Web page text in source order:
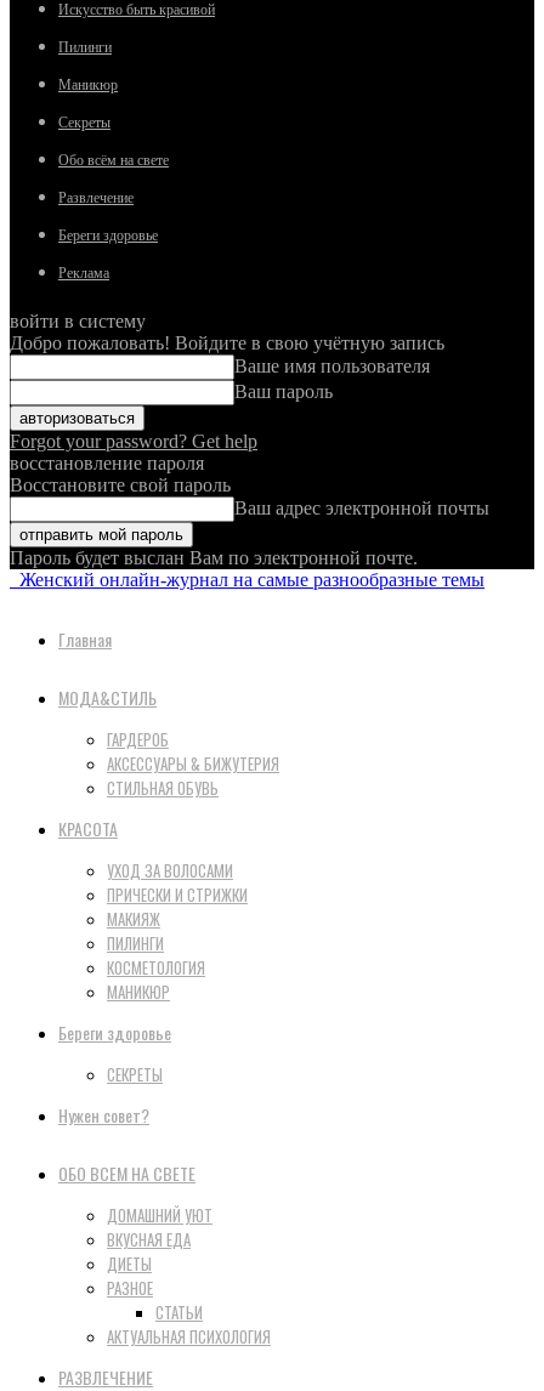
Искусство быть красивой
Пилинги
Маникюр
Секреты
Обо всём на свете
Развлечение
Береги здоровье
Реклама
войти в систему
Добро пожаловать! Войдите в свою учётную запись
Ваше имя пользователя
Ваш пароль
Forgot your password? Get help
восстановление пароля
Восстановите свой пароль
Ваш адрес электронной почты
Пароль будет выслан Вам по электронной почте.
Женский онлайн-журнал на самые разнообразные темы
Главная
МОДА&СТИЛЬ
ГАРДЕРОБ
АКСЕССУАРЫ & БИЖУТЕРИЯ
СТИЛЬНАЯ ОБУВЬ
КРАСОТА
УХОД ЗА ВОЛОСАМИ
ПРИЧЕСКИ И СТРИЖКИ
МАКИЯЖ
ПИЛИНГИ
КОСМЕТОЛОГИЯ
МАНИКЮР
Береги здоровье
СЕКРЕТЫ
Нужен совет?
ОБО ВСЕМ НА СВЕТЕ
ДОМАШНИЙ УЮТ
ВКУСНАЯ ЕДА
ДИЕТЫ
РАЗНОЕ
СТАТЬИ
АКТУАЛЬНАЯ ПСИХОЛОГИЯ
РАЗВЛЕЧЕНИЕ